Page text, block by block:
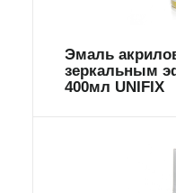
Эмаль
зеркальным
400мл UNIFIX